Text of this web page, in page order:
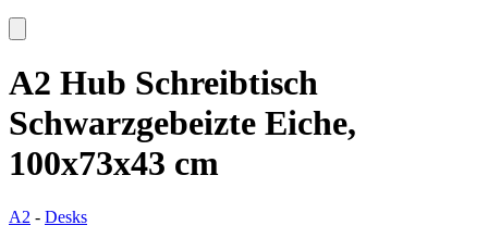
A2 Hub Schreibtisch
Schwarzgebeizte Eiche,
100x73x43 cm
A2 - Desks